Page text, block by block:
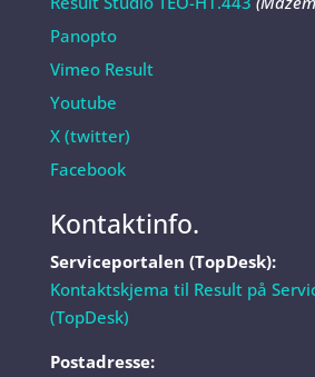
Panopto
Vimeo Result
Youtube
X (twitter)
Facebook
Kontaktinfo.
Serviceportalen (TopDesk):
Kontaktskjema til Result på
(TopDesk)
Postadresse: